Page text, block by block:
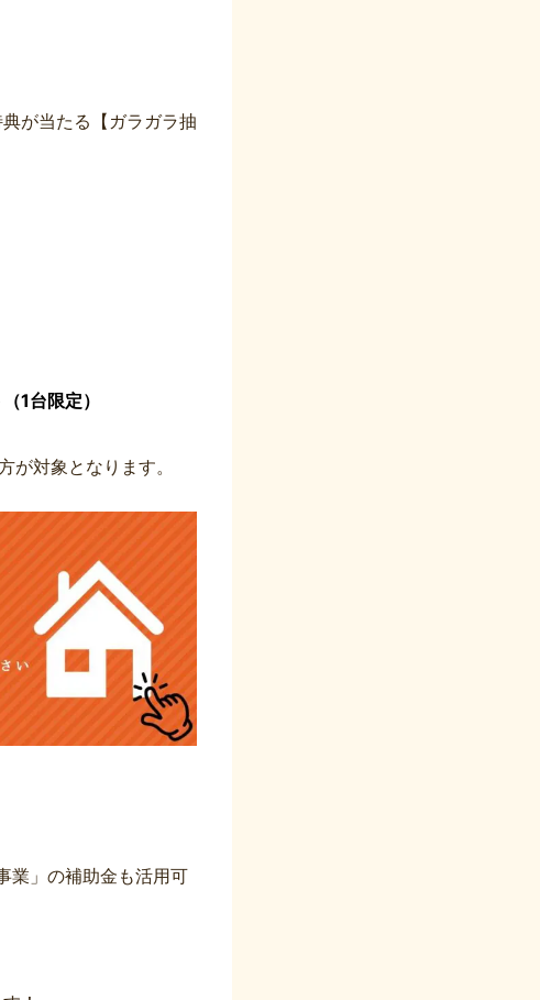
が当たる【ガラガラ抽
1台限定）
対象となります。
業」の補助金も活用可